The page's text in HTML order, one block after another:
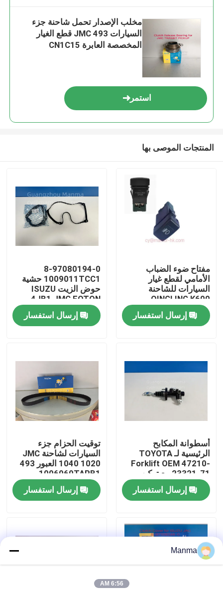
بيت
جولة في المعمل
اتصل بنا
اطلب اقتباس
قطع غيار السيارات الشاحنة
قطع غيار شاحنة ايسوزو
مخلب الإصدار تحمل شاحنة جزء
السيارات JMC 493 قطع الغيار
المخصصة العابرة CN1C15
استمر
المنتجات الموصى بها
مفتاح ضوء الضباب
الأمامي لقطع غيار
السيارات للشاحنة
QINGLING K600
3712530-LPA50
إرسال استفسار
8-97080194-0
1009011TCC1 حشية
حوض الزيت ISUZU
4JB1 JMC FOTON
إرسال استفسار
أسطوانة المكابح
الرئيسية لـ TOYOTA
Forklift OEM 47210-
23321-71 مع تركيب
سهل
إرسال استفسار
توقيت الحزام جزء
السيارات لشاحنة JMC
1040 1020 العبور 493
1006060TARB1
إرسال استفسار
Manma
6:56 AM